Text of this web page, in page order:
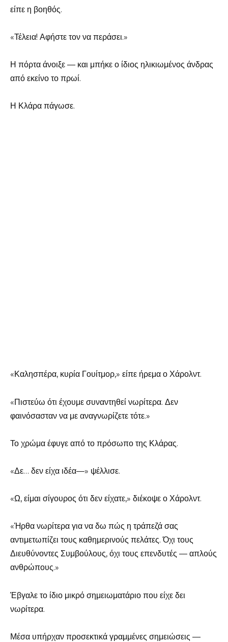
είπε η βοηθός.
«Τέλεια! Αφήστε τον να περάσει.»
Η πόρτα άνοιξε — και μπήκε ο ίδιος ηλικιωμένος άνδρας
από εκείνο το πρωί.
Η Κλάρα πάγωσε.
«Καλησπέρα, κυρία Γουίτμορ,» είπε ήρεμα ο Χάρολντ.
«Πιστεύω ότι έχουμε συναντηθεί νωρίτερα. Δεν
φαινόσασταν να με αναγνωρίζετε τότε.»
Το χρώμα έφυγε από το πρόσωπο της Κλάρας.
«Δε… δεν είχα ιδέα—» ψέλλισε.
«Ω, είμαι σίγουρος ότι δεν είχατε,» διέκοψε ο Χάρολντ.
«Ήρθα νωρίτερα για να δω πώς η τράπεζά σας
αντιμετωπίζει τους καθημερινούς πελάτες. Όχι τους
Διευθύνοντες Συμβούλους, όχι τους επενδυτές — απλούς
ανθρώπους.»
Έβγαλε το ίδιο μικρό σημειωματάριο που είχε δει
νωρίτερα.
Μέσα υπήρχαν προσεκτικά γραμμένες σημειώσεις —